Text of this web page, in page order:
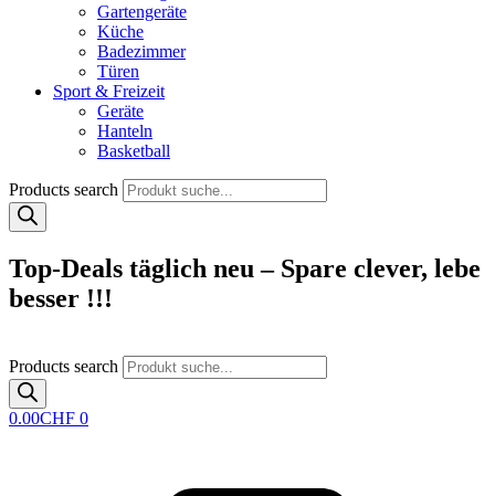
Gartengeräte
Küche
Badezimmer
Türen
Sport & Freizeit
Geräte
Hanteln
Basketball
Products search
Top-Deals täglich neu – Spare clever, lebe
besser !!!
Products search
0.00CHF 0